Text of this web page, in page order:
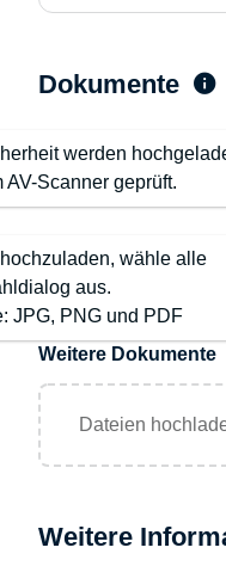
Dokumente
werden
Scanner geprüft.
wähle alle
aus.
JPG, PNG und PDF
Weitere Dokumente
Dateien
Weitere